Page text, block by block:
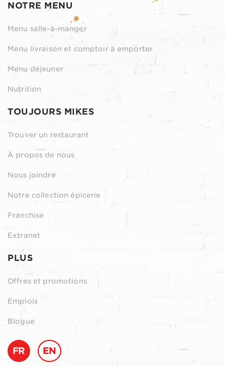
NOTRE MENU
Menu salle-à-manger
Menu livraison et comptoir à emporter
Menu déjeuner
Nutrition
TOUJOURS MIKES
Trouver un restaurant
À propos de nous
Nous joindre
Notre collection épicerie
Franchise
Extranet
PLUS
Offres et promotions
Emplois
Blogue
FR EN